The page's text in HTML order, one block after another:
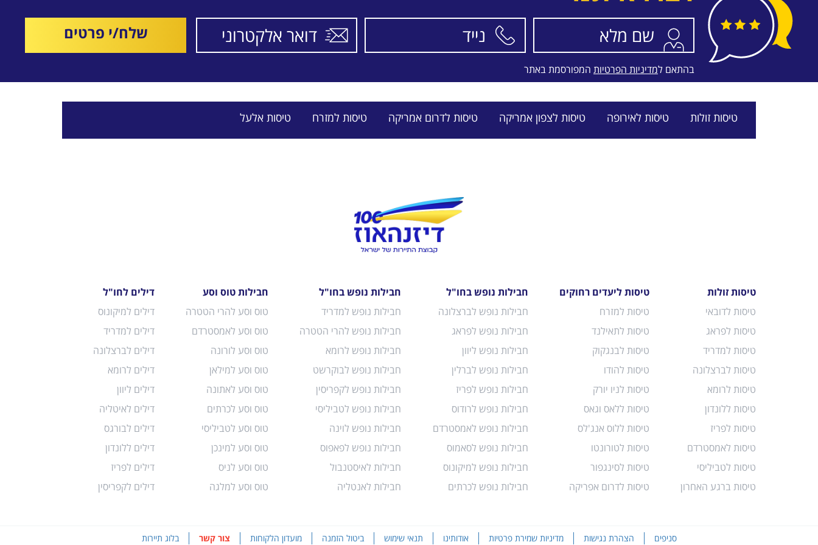
SKY EXPRESS
שלח/י פרטים
בהתאם למדיניות הפרטיות המפורסמת באתר
טיסות זולות טיסות לאירופה טיסות לצפון אמריקה טיסות לדרום אמריקה טיסות למזרח טיסות אלעל
טיסות זולות
טיסות לדובאי
טיסות לפראג
טיסות למדריד
טיסות לברצלונה
טיסות לרומא
טיסות ללונדון
טיסות לפריז
טיסות לאמסטרדם
טיסות לטביליסי
טיסות ברגע האחרון
טיסות ליעדים רחוקים
טיסות למזרח
טיסות לתאילנד
טיסות לבנגקוק
טיסות להודו
טיסות לניו יורק
טיסות ללאס וגאס
טיסות ללוס אנג'לס
טיסות לטורונטו
טיסות לסינגפור
טיסות לדרום אפריקה
חבילות נופש בחו"ל
חבילות נופש לברצלונה
חבילות נופש לפראג
חבילות נופש ליוון
חבילות נופש לברלין
חבילות נופש לפריז
חבילות נופש לרודוס
חבילות נופש לאמסטרדם
חבילות נופש לסאמוס
חבילות נופש למיקונוס
חבילות נופש לכרתים
חבילות נופש בחו"ל
חבילות נופש למדריד
חבילות נופש להרי הטטרה
חבילות נופש לרומא
חבילות נופש לבוקרשט
חבילות נופש לקפריסין
חבילות נופש לטביליסי
חבילות נופש לוינה
חבילות נופש לפאפוס
חבילות לאיסטנבול
חבילות לאנטליה
חבילות טוס וסע
טוס וסע להרי הטטרה
טוס וסע לאמסטרדם
טוס וסע לורונה
טוס וסע למילאן
טוס וסע לאתונה
טוס וסע לכרתים
טוס וסע לטביליסי
טוס וסע למינכן
טוס וסע לניס
טוס וסע למלגה
דילים לחו"ל
דילים למיקונוס
דילים למדריד
דילים לברצלונה
דילים לרומא
דילים ליוון
דילים לאיטליה
דילים לבורגס
דילים ללונדון
דילים לפריז
דילים לקפריסין
סניפים הצהרת נגישות מדיניות שמירת פרטיות אודותינו תנאי שימוש ביטול הזמנה מועדון הלקוחות צור קשר בלוג תיירות